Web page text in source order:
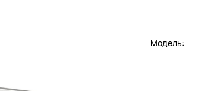
Модель: